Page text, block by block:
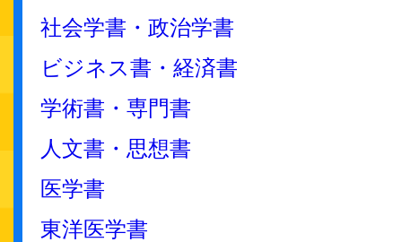
社会学書・政治学書
ビジネス書・経済書
学術書・専門書
人文書・思想書
医学書
東洋医学書